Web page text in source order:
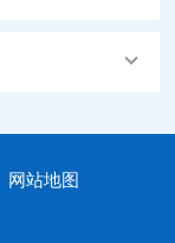
网站地图